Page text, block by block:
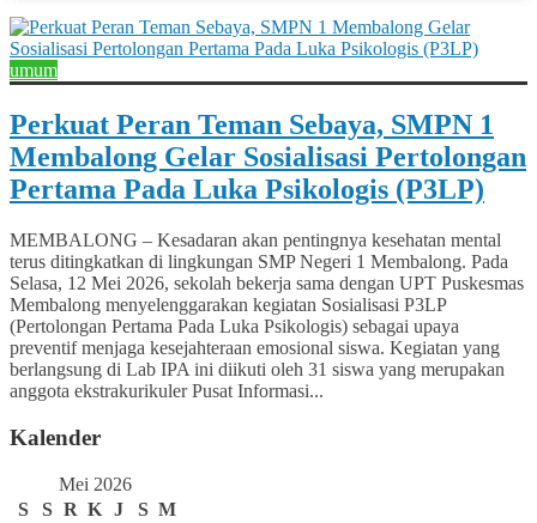
umum
Perkuat Peran Teman Sebaya, SMPN 1
Membalong Gelar Sosialisasi Pertolongan
Pertama Pada Luka Psikologis (P3LP)
MEMBALONG – Kesadaran akan pentingnya kesehatan mental
terus ditingkatkan di lingkungan SMP Negeri 1 Membalong. Pada
Selasa, 12 Mei 2026, sekolah bekerja sama dengan UPT Puskesmas
Membalong menyelenggarakan kegiatan Sosialisasi P3LP
(Pertolongan Pertama Pada Luka Psikologis) sebagai upaya
preventif menjaga kesejahteraan emosional siswa. Kegiatan yang
berlangsung di Lab IPA ini diikuti oleh 31 siswa yang merupakan
anggota ekstrakurikuler Pusat Informasi...
Kalender
Mei 2026
S
S R K J S M